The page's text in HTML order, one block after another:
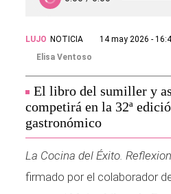
LUJO NOTICIA
14 may 2026 -
Elisa Ventoso
El libro del sumiller y
competirá en la 32ª
gastronómico
La Cocina del Éxito.
firmado por el colaborador